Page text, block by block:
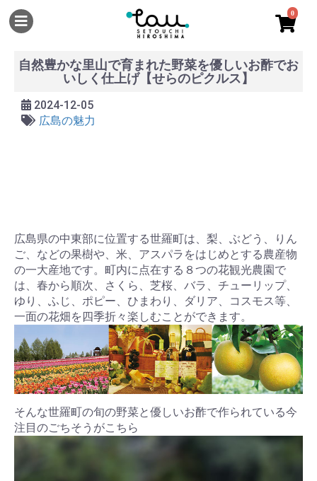
0
自然豊かな里山で育まれた野菜を優しいお酢でお
いしく仕上げ【せらのピクルス】
2024-12-05
広島の魅力
広島県の中東部に位置する世羅町は、梨、ぶどう、りん
ご、などの果樹や、米、アスパラをはじめとする農産物
の一大産地です。町内に点在する８つの花観光農園で
は、春から順次、さくら、芝桜、バラ、チューリップ、
ゆり、ふじ、ポピー、ひまわり、ダリア、コスモス等、
一面の花畑を四季折々楽しむことができます。
そんな世羅町の旬の野菜と優しいお酢で作られている今
注目のごちそうがこちら